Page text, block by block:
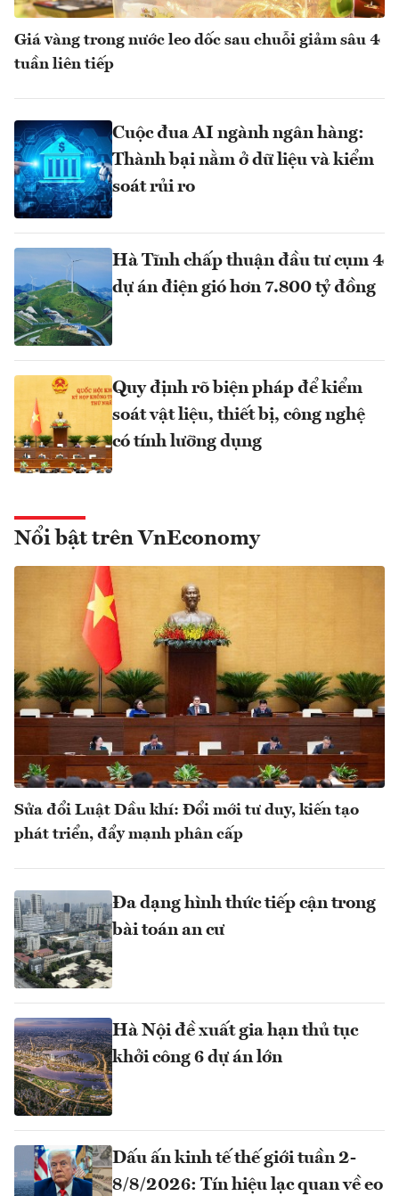
Giá vàng trong nước leo dốc sau chuỗi giảm sâu 4
tuần liên tiếp
Cuộc đua AI ngành ngân hàng:
Thành bại nằm ở dữ liệu và kiểm
soát rủi ro
Hà Tĩnh chấp thuận đầu tư cụm 4
dự án điện gió hơn 7.800 tỷ đồng
Quy định rõ biện pháp để kiểm
soát vật liệu, thiết bị, công nghệ
có tính lưỡng dụng
Nổi bật trên VnEconomy
Sửa đổi Luật Dầu khí: Đổi mới tư duy, kiến tạo
phát triển, đẩy mạnh phân cấp
Đa dạng hình thức tiếp cận trong
bài toán an cư
Hà Nội đề xuất gia hạn thủ tục
khởi công 6 dự án lớn
Dấu ấn kinh tế thế giới tuần 2-
8/8/2026: Tín hiệu lạc quan về eo